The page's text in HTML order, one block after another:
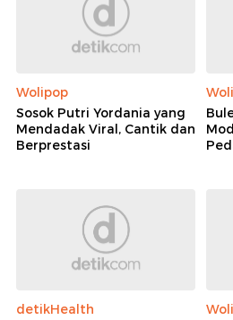
Wolipop
Sosok Putri Yordania yang
Mendadak Viral, Cantik dan
Berprestasi
detikHealth